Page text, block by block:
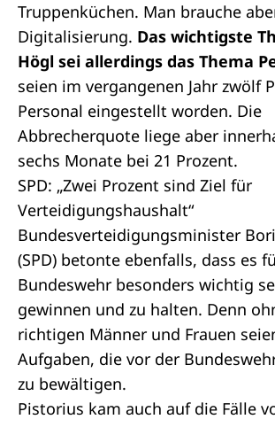
Truppenküchen. Man brauche
Digitalisierung. Das wichtigste
Högl sei allerdings das Thema
seien im vergangenen Jahr zwölf
Personal eingestellt worden. Die
Abbrecherquote liege aber
sechs Monate bei 21 Prozent.
SPD: „Zwei Prozent sind Ziel für
Verteidigungshaushalt“
Bundesverteidigungsminister
(SPD) betonte ebenfalls, dass es
Bundeswehr besonders wichtig
gewinnen und zu halten. Denn
richtigen Männer und Frauen
Aufgaben, die vor der
zu bewältigen.
Pistorius kam auch auf die Fälle